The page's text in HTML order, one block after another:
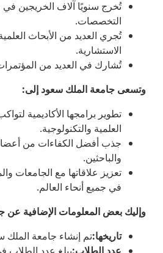
تُخرج سنويًا آلاف الخريجين
التخصصات.
تُجري العديد من الأبحاث
الاستشارية.
تُشارك في العديد من
وتسعى جامعة الملك سعود إلى:
تطوير برامجها الأكاديمية
العلمية والتكنولوجية.
جذب أفضل الكفاءات من
والباحثين.
تعزيز علاقاتها مع الجامعات
في جميع أنحاء العالم.
وإليك بعض المعلومات الإضافية عن
تاريخها:تم إنشاء جامعة الملك